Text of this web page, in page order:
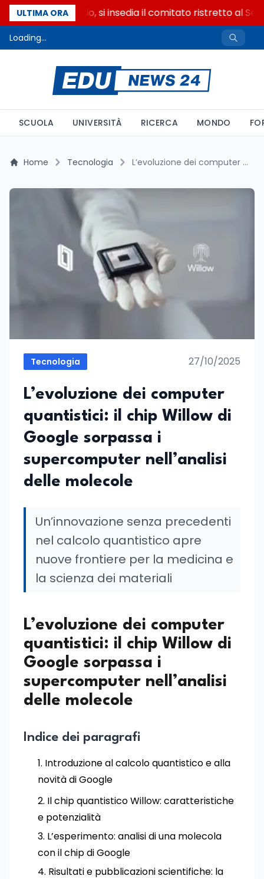
ULTIMA ORA
Riforma del calcio, si insedia il comitato ristretto al
Loading...
SCUOLA UNIVERSITÀ RICERCA MONDO
Home Tecnologia L’evoluzione dei computer quantistici: il chip Willow di Google sorpassa i supercomputer nell’analisi delle molecole
Tecnologia 27/10/2025
L’evoluzione dei computer
quantistici: il chip Willow di
Google sorpassa i
supercomputer nell’analisi
delle molecole
Un’innovazione senza precedenti
nel calcolo quantistico apre
nuove frontiere per la medicina e
la scienza dei materiali
L’evoluzione dei computer
quantistici: il chip Willow di
Google sorpassa i
supercomputer nell’analisi
delle molecole
Indice dei paragrafi
Introduzione al calcolo quantistico e alla
novità di Google
Il chip quantistico Willow: caratteristiche
e potenzialità
L’esperimento: analisi di una molecola
con il chip di Google
Risultati e pubblicazioni scientifiche: la